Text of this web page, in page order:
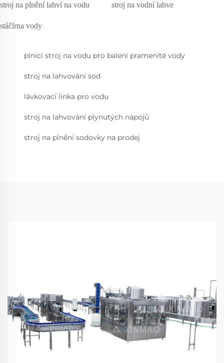
stroj na plnění lahví na vodu stroj na vodní lahve
stáčírna vody
plnicí stroj na vodu pro balení pramenité vody
stroj na lahvování sod
lávkovací linka pro vodu
stroj na lahvování plynutých nápojů
stroj na plnění sodovky na prodej